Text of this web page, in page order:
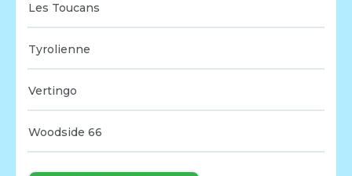
Les Toucans
Tyrolienne
Vertingo
Woodside 66